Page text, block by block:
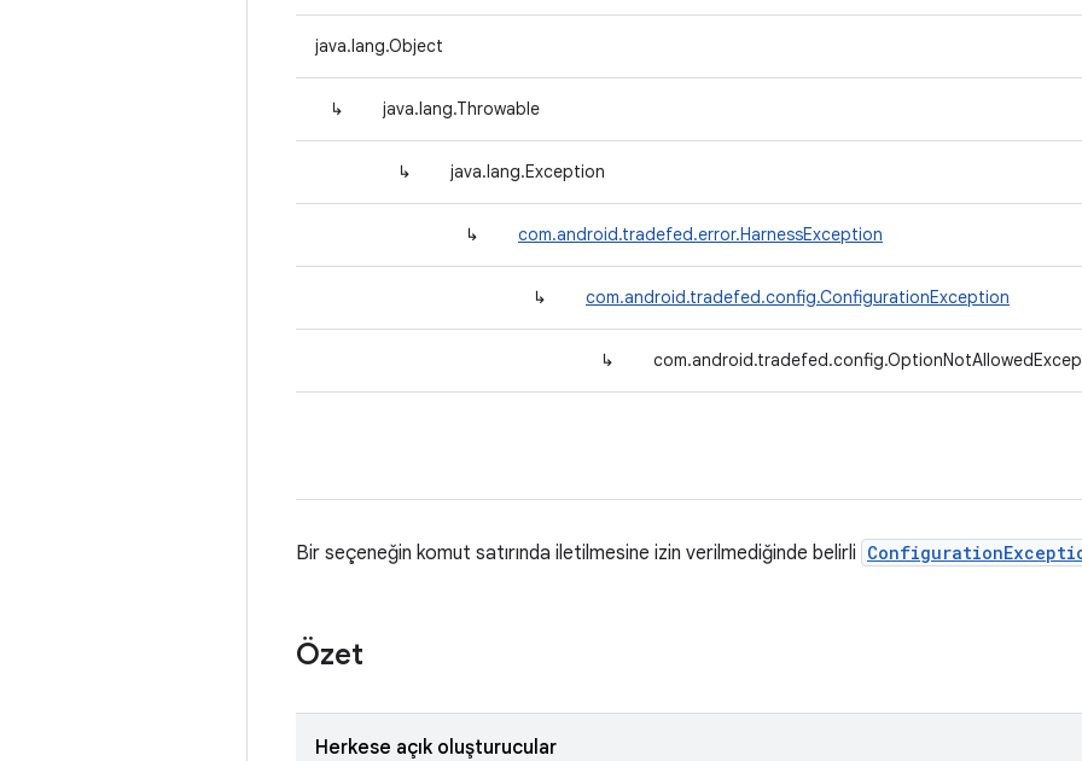
java.lang.Object
↳ java.lang.Throwable
↳ java.lang.Exception
↳ com.android.tradefed.error.HarnessException
↳ com.android.tradefed.config.ConfigurationException
↳
Bir seçeneğin komut satırında iletilmesine izin verilmediğinde belirli
Özet
Herkese açık oluşturucular